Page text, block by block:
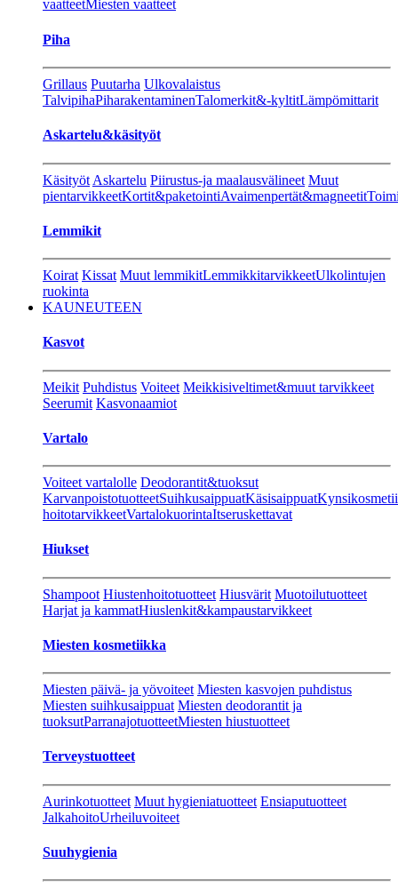
vaatteetMiesten vaatteet
Piha
Grillaus Puutarha Ulkovalaistus
TalvipihaPiharakentaminenTalomerkit&-kyltitLämpömittarit
Askartelu&käsityöt
Käsityöt Askartelu Piirustus-ja maalausvälineet Muut
pientarvikkeetKortit&paketointiAvaimenpertät&magneetit
Lemmikit
Koirat Kissat Muut lemmikitLemmikkitarvikkeetUlkolintujen
ruokinta
KAUNEUTEEN
Kasvot
Meikit Puhdistus Voiteet Meikkisiveltimet&muut tarvikkeet
Seerumit Kasvonaamiot
Vartalo
Voiteet vartalolle Deodorantit&tuoksut
KarvanpoistotuotteetSuihkusaippuatKäsisaippuat
hoitotarvikkeetVartalokuorintaItseruskettavat
Hiukset
Shampoot Hiustenhoitotuotteet Hiusvärit Muotoilutuotteet
Harjat ja kammatHiuslenkit&kampaustarvikkeet
Miesten kosmetiikka
Miesten päivä- ja yövoiteet Miesten kasvojen puhdistus
Miesten suihkusaippuat Miesten deodorantit ja
tuoksutParranajotuotteetMiesten hiustuotteet
Terveystuotteet
Aurinkotuotteet Muut hygieniatuotteet Ensiaputuotteet
JalkahoitoUrheiluvoiteet
Suuhygienia